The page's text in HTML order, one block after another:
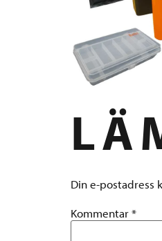
Din e-postadress
Kommentar*